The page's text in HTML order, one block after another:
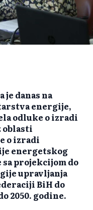
je danas na
energije,
odluke o izradi
oblasti
o izradi
energetskog
sa projekcijom do
upravljanja
BiH do
2050. godine.